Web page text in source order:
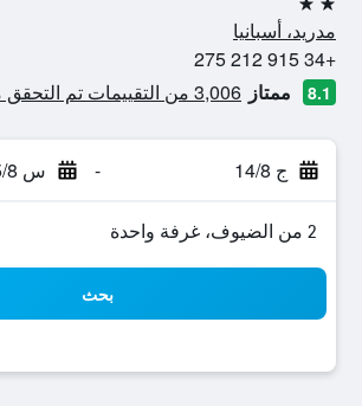
2 نجمتين
مدريد، أسبانيا
+34 915 212 275
8.1 ممتاز 3,006 من التقييمات تم التحقق منها
ج 14/8 - س 15/8
2 من الضيوف، غرفة واحدة
بحث